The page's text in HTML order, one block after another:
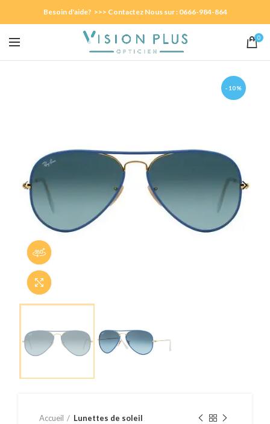
Besoin d'aide? >>> Contactez Nous sur : 0666-984-864
0
-10%
Accueil Lunettes de soleil